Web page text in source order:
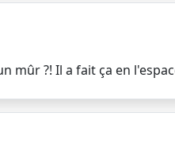
?! Il a fait ça en